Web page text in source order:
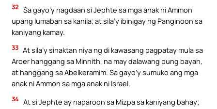
32 Sa gayo’y nagdaan si Jephte sa mga anak ni Ammon
upang lumaban sa kanila; at sila’y ibinigay ng Panginoon sa
kaniyang kamay.
33 At sila’y sinaktan niya ng di kawasang pagpatay mula sa
Aroer hanggang sa Minnith, na may dalawang pung bayan,
at hanggang sa Abelkeramim. Sa gayo’y sumuko ang mga
anak ni Ammon sa mga anak ni Israel.
34 At si Jephte ay naparoon sa Mizpa sa kaniyang bahay;